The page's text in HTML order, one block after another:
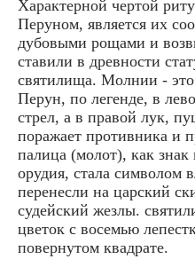
Характерной чертой
Перуном, является их
дубовыми рощами и
ставили в древности
святилища. Молнии - это
Перун, по легенде, в
стрел, а в правой лук,
поражает противника и
палица (молот), как
орудия, стала символом
перенесли на царский
судейский жезлы.
цветок с восемью
повернутом квадрате.